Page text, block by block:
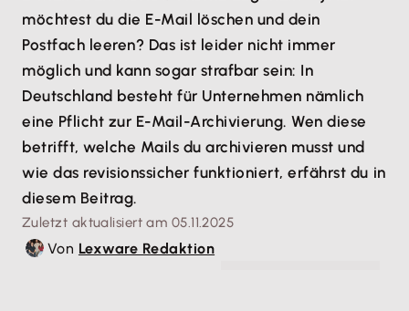
möchtest du die E-Mail löschen und dein
Postfach leeren? Das ist leider nicht immer
möglich und kann sogar strafbar sein: In
Deutschland besteht für Unternehmen nämlich
eine Pflicht zur E-Mail-Archivierung. Wen diese
betrifft, welche Mails du archivieren musst und
wie das revisionssicher funktioniert, erfährst du in
diesem Beitrag.
Zuletzt aktualisiert am 05.11.2025
Von Lexware Redaktion